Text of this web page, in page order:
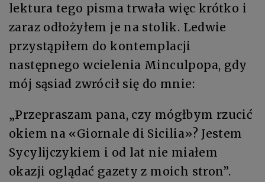
lektura tego pisma trwała więc krótko i
zaraz odłożyłem je na stolik. Ledwie
przystąpiłem do kontemplacji
następnego wcielenia Minculpopa, gdy
mój sąsiad zwrócił się do mnie:
„Przepraszam pana, czy mógłbym rzucić
okiem na «Giornale di Sicilia»? Jestem
Sycylijczykiem i od lat nie miałem
okazji oglądać gazety z moich stron”.